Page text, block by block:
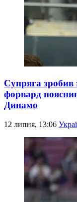
Супряга зробив
форвард
Динамо
12 липня, 13:06